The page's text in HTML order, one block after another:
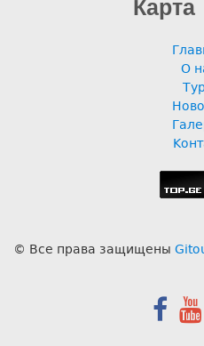
Карта
О
© Все права защищены